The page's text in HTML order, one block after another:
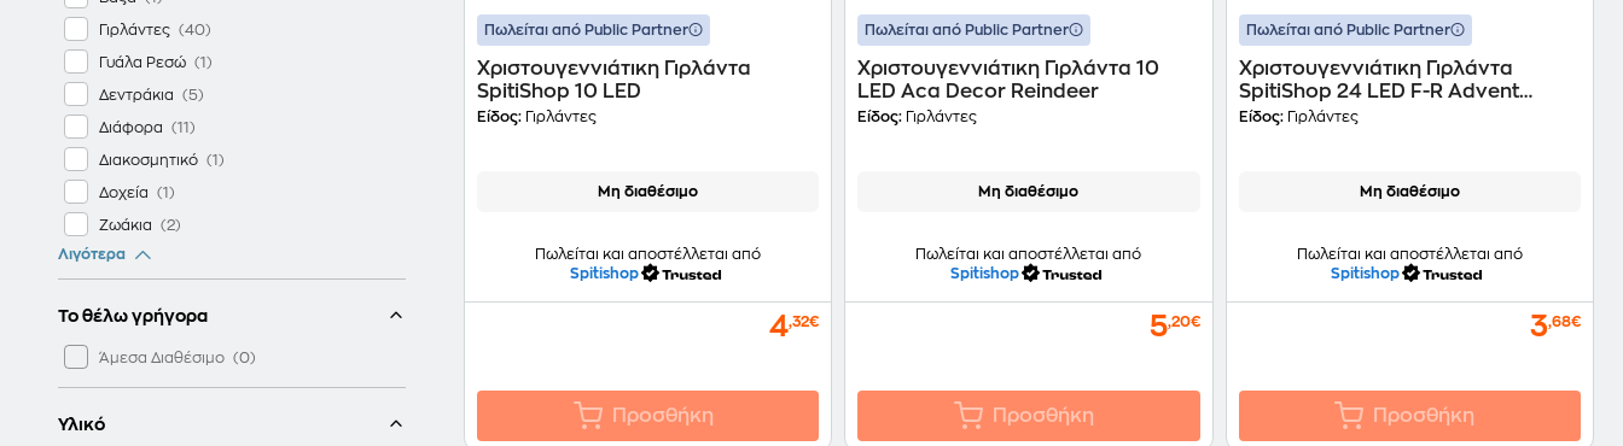
Γιρλάντες
Γυάλα Ρεσώ
Δεντράκια
Διάφορα
Διακοσμητικό
Δοχεία
Ζωάκια
Θόλοι
Κάλτσες
Καρυοθραύστες
Κεριά & Κηροπήγια
Κουτιά & Καλάθια
Λιγότερα
Το θέλω γρήγορα
Άμεσα Διαθέσιμο
Υλικό
Πωλείται από Public Partner
Χριστουγεννιάτικη Γιρλάντα
SpitiShop 10 LED
Είδος: Γιρλάντες
Μη διαθέσιμο
Πωλείται και αποστέλλεται από
Spitishop
4,32€
Προσθήκη
Πωλείται από Public Partner
Χριστουγεννιάτικη Γιρλάντα 10
LED Aca Decor Reindeer
Είδος: Γιρλάντες
Μη διαθέσιμο
Πωλείται και αποστέλλεται από
Spitishop
5,20€
Προσθήκη
Πωλείται από Public Partner
Χριστουγεννιάτικη Γιρλάντα
SpitiShop 24 LED F-R Advent
Calendar
Είδος:Γιρλάντες
Μη διαθέσιμο
Πωλείται και αποστέλλεται από
Spitishop
3,68€
Προσθήκη